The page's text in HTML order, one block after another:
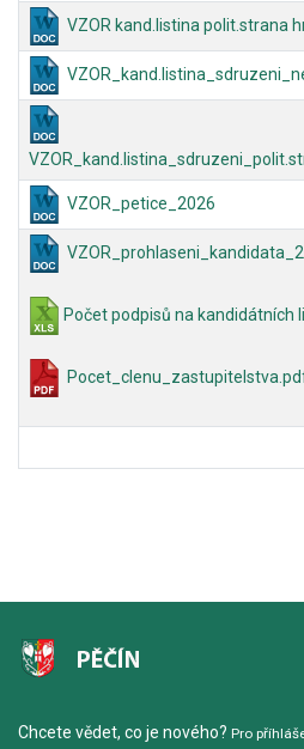
VZOR kand.listina polit.strana
VZOR_petice_2026
Počet podpisů na kandidátních
Chcete vědet, co je nového? Pro